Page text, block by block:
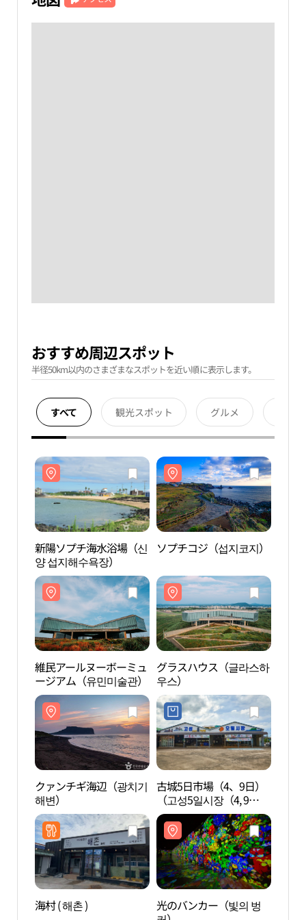
おすすめ周辺スポット
半径50km以内のさまざまなスポットを近い順に表示します。
すべて 観光スポット グルメ
新陽ソプチ海水浴場（신
양 섭지해수욕장）
ソプチコジ（섭지코지）
維民アールヌーボーミュ
ージアム（유민미술관）
グラスハウス（글라스하
우스）
クァンチギ海辺（광치기
해변）
古城5日市場（4、9日）
（고성5일시장（4, 9
일））
海村 ( 해촌 )
光のバンカー（빛의 벙